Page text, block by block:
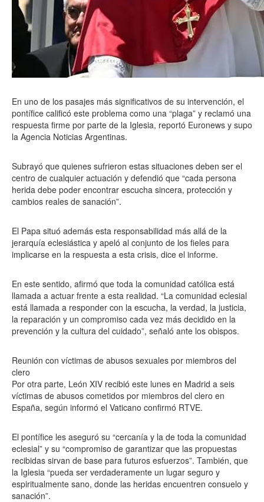
En uno de los pasajes más significativos de su intervención, el
pontífice calificó este problema como una “plaga” y reclamó una
respuesta firme por parte de la Iglesia, reportó Euronews y supo
la Agencia Noticias Argentinas.
Subrayó que quienes sufrieron estas situaciones deben ser el
centro de cualquier actuación y defendió que “cada persona
herida debe poder encontrar escucha sincera, protección y
cambios reales de sanación”.
El Papa situó además esta responsabilidad más allá de la
jerarquía eclesiástica y apeló al conjunto de los fieles para
implicarse en la respuesta a esta crisis, dice el informe.
En este sentido, afirmó que toda la comunidad católica está
llamada a actuar frente a esta realidad. “La comunidad eclesial
está llamada a responder con la escucha, la verdad, la justicia,
la reparación y un compromiso cada vez más decidido en la
prevención y la cultura del cuidado”, señaló ante los obispos.
Reunión con víctimas de abusos sexuales por miembros del
clero
Por otra parte, León XIV recibió este lunes en Madrid a seis
víctimas de abusos cometidos por miembros del clero en
España, según informó el Vaticano confirmó RTVE.
El pontífice les aseguró su “cercanía y la de toda la comunidad
eclesial” y su “compromiso de garantizar que las propuestas
recibidas sirvan de base para futuros esfuerzos”. También, que
la Iglesia “pueda ser verdaderamente un lugar seguro y
espiritualmente sano, donde las heridas encuentren consuelo y
sanación”.